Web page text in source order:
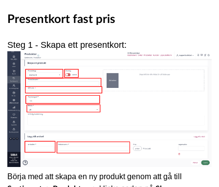
Presentkort fast pris
Steg 1 - Skapa ett presentkort:
Börja med att skapa en ny produkt genom att gå till